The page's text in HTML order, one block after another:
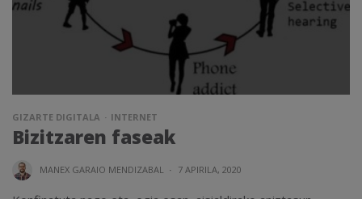
GIZARTE DIGITALA INTERNET
Bizitzaren faseak
MANEX GARAIO MENDIZABAL · 7 APIRILA, 2020